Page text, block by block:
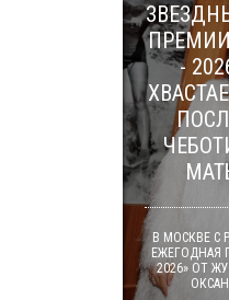
-
В МОСКВЕ С
ЕЖЕГОДНАЯ
2026» ОТ